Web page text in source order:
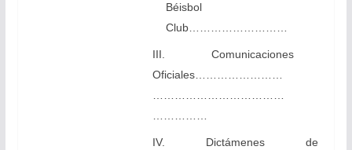
Béisbol
Club………………………
III. Comunicaciones
Oficiales……………………
………………………………
……………
IV. Dictámenes de